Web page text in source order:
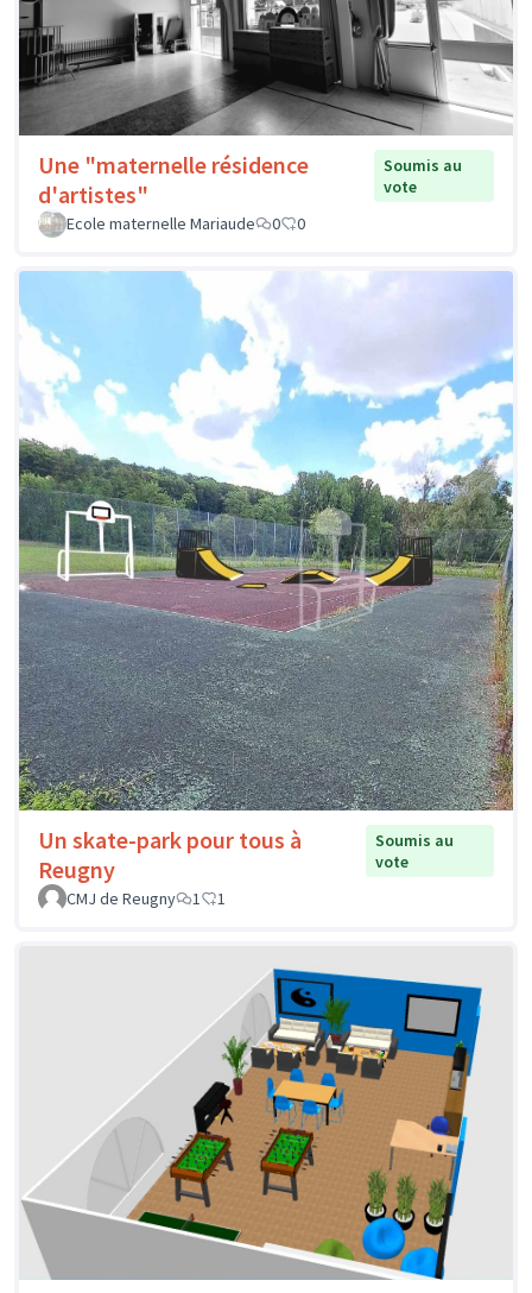
Une "maternelle résidence
d'artistes"
Soumis au
vote
Ecole maternelle Mariaude
0 0
Un skate-park pour tous à
Reugny
Soumis au
vote
CMJ de Reugny
1 1